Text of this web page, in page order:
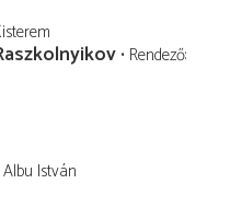
Rendező
Albu István